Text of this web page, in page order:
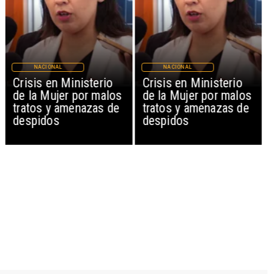
Crisis en Ministerio
de la Mujer por malos
tratos y amenazas de
despidos
NACIONAL
Crisis en Ministerio
de la Mujer por malos
tratos y amenazas de
despidos
NACIONAL